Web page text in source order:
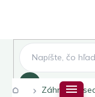
DomovZáhradné